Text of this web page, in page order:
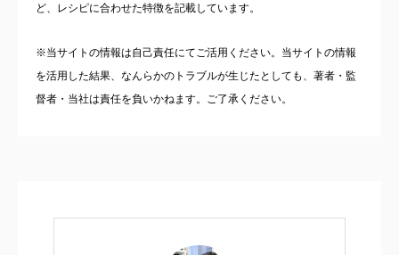
ど、レシピに合わせた特徴を記載しています。
※当サイトの情報は自己責任にてご活用ください。当サイトの情報
を活用した結果、なんらかのトラブルが生じたとしても、著者・監
督者・当社は責任を負いかねます。ご了承ください。